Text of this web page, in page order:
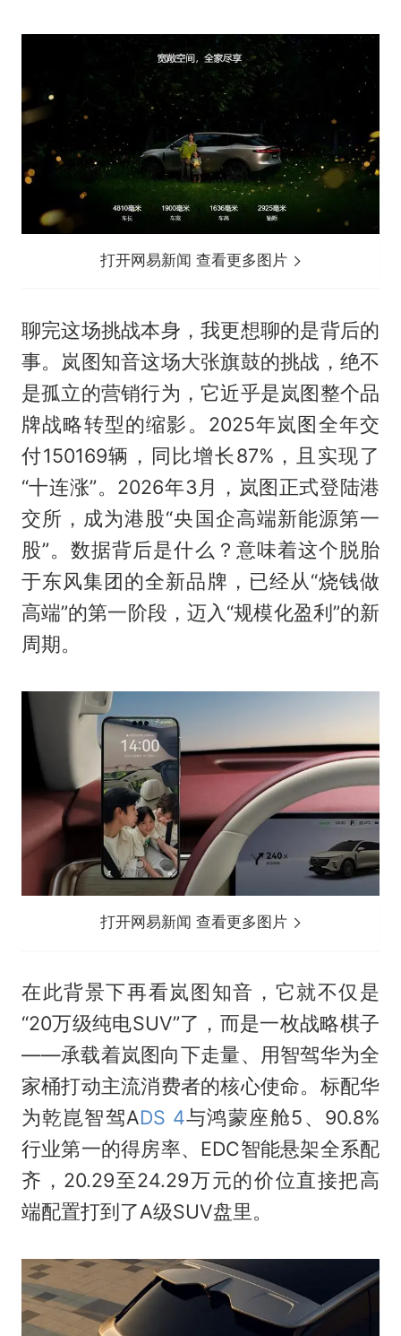
打开网易新闻 查看更多图片
聊完这场挑战本身，我更想聊的是背后的
事。岚图知音这场大张旗鼓的挑战，绝不
是孤立的营销行为，它近乎是岚图整个品
牌战略转型的缩影。2025年岚图全年交
付150169辆，同比增长87%，且实现了
“十连涨”。2026年3月，岚图正式登陆港
交所，成为港股“央国企高端新能源第一
股”。数据背后是什么？意味着这个脱胎
于东风集团的全新品牌，已经从“烧钱做
高端”的第一阶段，迈入“规模化盈利”的新
周期。
打开网易新闻 查看更多图片
在此背景下再看岚图知音，它就不仅是
“20万级纯电SUV”了，而是一枚战略棋子
——承载着岚图向下走量、用智驾华为全
家桶打动主流消费者的核心使命。标配华
为乾崑智驾ADS 4与鸿蒙座舱5、90.8%
行业第一的得房率、EDC智能悬架全系配
齐，20.29至24.29万元的价位直接把高
端配置打到了A级SUV盘里。